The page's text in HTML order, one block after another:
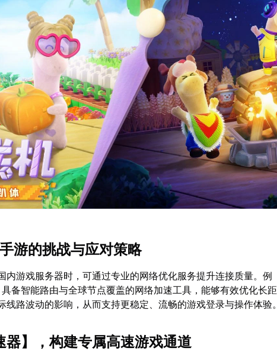
游的挑战与应对策略
内游戏服务器时，可通过专业的网络优化服务提升连接质量。例
具备智能路由与全球节点覆盖的网络加速工具，能够有效优化长距
线路波动的影响，从而支持更稳定、流畅的游戏登录与操作体验。
器】，构建专属高速游戏通道